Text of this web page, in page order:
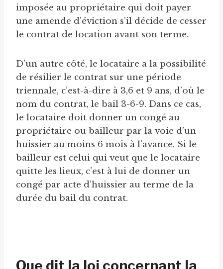
imposée au propriétaire qui doit payer
une amende d’éviction s’il décide de cesser
le contrat de location avant son terme.
D’un autre côté, le locataire a la possibilité
de résilier le contrat sur une période
triennale, c’est-à-dire à 3,6 et 9 ans, d’où le
nom du contrat, le bail 3-6-9. Dans ce cas,
le locataire doit donner un congé au
propriétaire ou bailleur par la voie d’un
huissier au moins 6 mois à l’avance. Si le
bailleur est celui qui veut que le locataire
quitte les lieux, c’est à lui de donner un
congé par acte d’huissier au terme de la
durée du bail du contrat.
Que dit la loi concernant la